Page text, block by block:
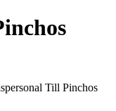
Till Pinchos